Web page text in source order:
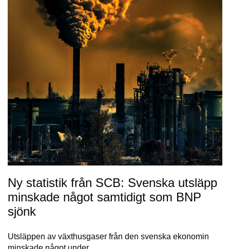
Ny statistik från SCB: Svenska utsläpp
minskade något samtidigt som BNP
sjönk
Utsläppen av växthusgaser från den svenska ekonomin